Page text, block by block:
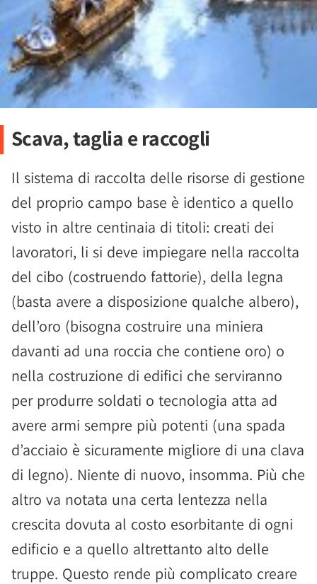
Scava, taglia e raccogli
Il sistema di raccolta delle risorse di gestione
del proprio campo base è identico a quello
visto in altre centinaia di titoli: creati dei
lavoratori, li si deve impiegare nella raccolta
del cibo (costruendo fattorie), della legna
(basta avere a disposizione qualche albero),
dell’oro (bisogna costruire una miniera
davanti ad una roccia che contiene oro) o
nella costruzione di edifici che serviranno
per produrre soldati o tecnologia atta ad
avere armi sempre più potenti (una spada
d’acciaio è sicuramente migliore di una clava
di legno). Niente di nuovo, insomma. Più che
altro va notata una certa lentezza nella
crescita dovuta al costo esorbitante di ogni
edificio e a quello altrettanto alto delle
truppe. Questo rende più complicato creare